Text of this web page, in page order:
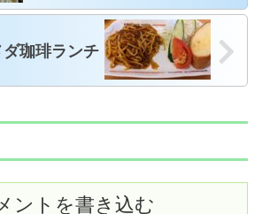
珈琲ランチ
ントを書き込む